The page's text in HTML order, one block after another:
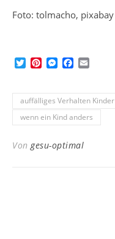
Foto: tolmacho, pixabay
TwitterPinterest
Messenger
Facebook
auffälliges Verhalten Kinder
wenn ein Kind anders
Vongesu-optimal